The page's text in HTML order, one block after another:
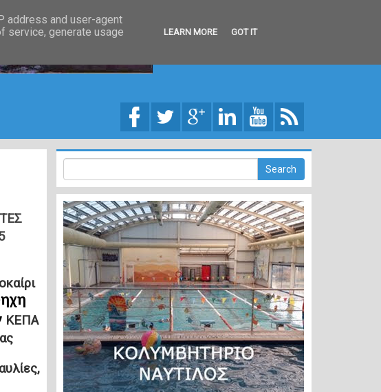
ΚΕΠΑ
address and user-agent
service, generate usage
LEARN MORE GOT IT